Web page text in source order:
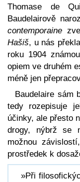
Thomase de
Baudelairově
contemporaine
Hašiš, u nás
roku 1904
opiem ve druhém
méně jen
Baudelaire sám
tedy rozepisuje
účinky, ale přesto
drogy, nýbrž se
možnou
prostředek k
»Při